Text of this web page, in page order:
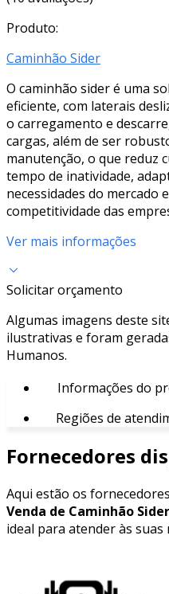
Produto:
Caminhão Sider
O caminhão sider é uma
eficiente, com laterais
o carregamento e
cargas, além de ser
manutenção, o que reduz
tempo de inatividade,
necessidades do mercado
competitividade das
Ver mais informações
Solicitar orçamento
Algumas imagens deste
ilustrativas e foram
Humanos.
Informações do
Regiões de
Fornecedores
Aqui estão os
Venda de Caminhão
ideal para atender às suas